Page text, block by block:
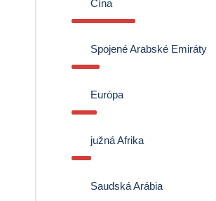
Čína
Spojené Arabské Emiráty
Európa
južná Afrika
Saudská Arábia